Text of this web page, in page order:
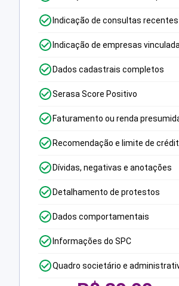
Indicação de consultas recentes
Indicação de empresas
Dados cadastrais completos
Serasa Score Positivo
Faturamento ou renda
Recomendação e limite de
Dívidas, negativas e anotações
Detalhamento de protestos
Dados comportamentais
Informações do SPC
Quadro societário e